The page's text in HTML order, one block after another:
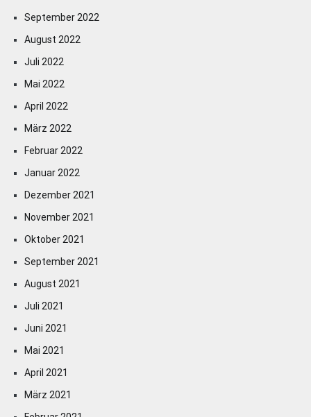
September 2022
August 2022
Juli 2022
Mai 2022
April 2022
März 2022
Februar 2022
Januar 2022
Dezember 2021
November 2021
Oktober 2021
September 2021
August 2021
Juli 2021
Juni 2021
Mai 2021
April 2021
März 2021